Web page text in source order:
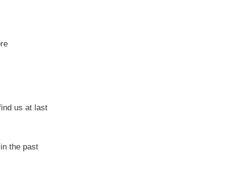
us at last
the past